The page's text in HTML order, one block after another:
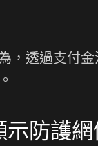
，透過支付
示防護